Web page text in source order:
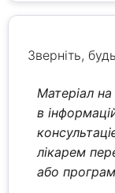
Зверніть,
Матеріал
в
лікарем
або